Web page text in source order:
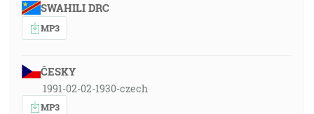
SWAHILI DRC
MP3
ČESKY
1991-02-02-1930-czech
MP3